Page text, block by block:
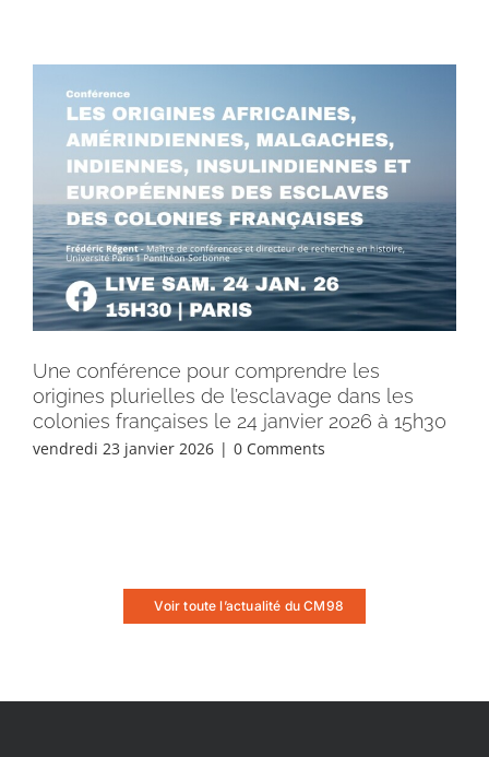
Une conférence pour comprendre les
origines plurielles de l’esclavage dans les
colonies françaises le 24 janvier 2026 à 15h30
vendredi 23 janvier 2026 | 0 Comments
Voir toute l’actualité du CM98